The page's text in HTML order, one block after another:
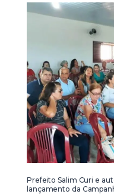
Prefeito Salim Curi e
lançamento da